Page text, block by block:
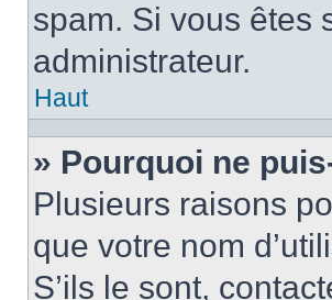
spam. Si vous êtes
administrateur.
Haut
» Pourquoi ne
Plusieurs raisons
que votre nom
S’ils le sont,